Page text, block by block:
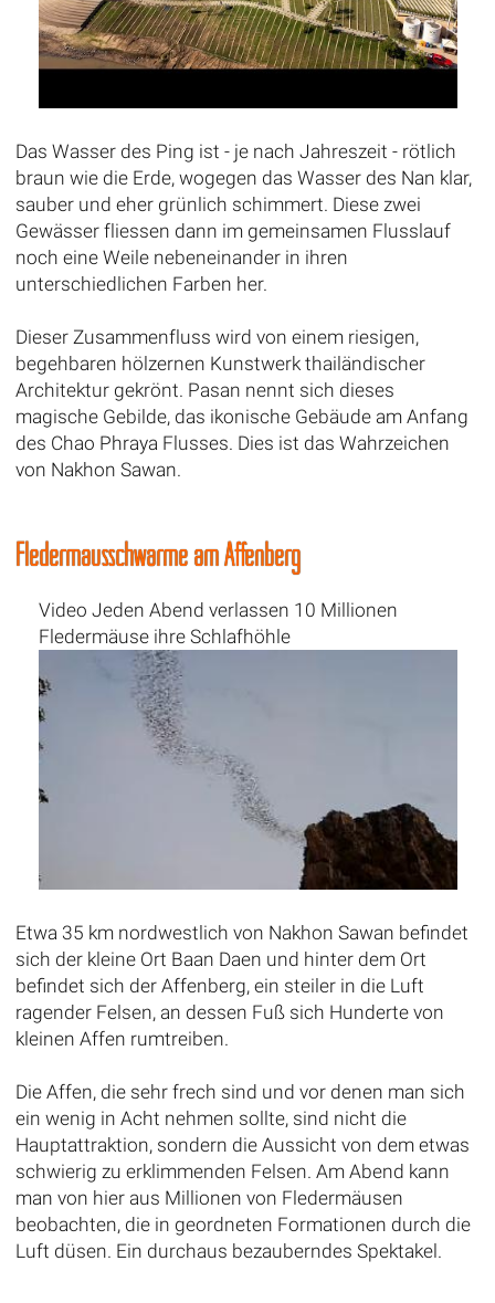
Das Wasser des Ping ist - je nach Jahreszeit - rötlich
braun wie die Erde, wogegen das Wasser des Nan klar,
sauber und eher grünlich schimmert. Diese zwei
Gewässer fliessen dann im gemeinsamen Flusslauf
noch eine Weile nebeneinander in ihren
unterschiedlichen Farben her.
Dieser Zusammenfluss wird von einem riesigen,
begehbaren hölzernen Kunstwerk thailändischer
Architektur gekrönt. Pasan nennt sich dieses
magische Gebilde, das ikonische Gebäude am Anfang
des Chao Phraya Flusses. Dies ist das Wahrzeichen
von Nakhon Sawan.
Fledermausschwärme am Affenberg
Video Jeden Abend verlassen 10 Millionen
Fledermäuse ihre Schlafhöhle
Etwa 35 km nordwestlich von Nakhon Sawan befindet
sich der kleine Ort Baan Daen und hinter dem Ort
befindet sich der Affenberg, ein steiler in die Luft
ragender Felsen, an dessen Fuß sich Hunderte von
kleinen Affen rumtreiben.
Die Affen, die sehr frech sind und vor denen man sich
ein wenig in Acht nehmen sollte, sind nicht die
Hauptattraktion, sondern die Aussicht von dem etwas
schwierig zu erklimmenden Felsen. Am Abend kann
man von hier aus Millionen von Fledermäusen
beobachten, die in geordneten Formationen durch die
Luft düsen. Ein durchaus bezauberndes Spektakel.